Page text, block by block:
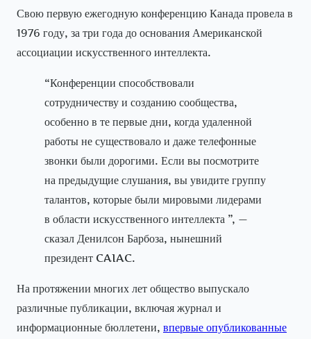
Свою первую ежегодную конференцию Канада провела в
1976 году, за три года до основания Американской
ассоциации искусственного интеллекта.
“Конференции способствовали
сотрудничеству и созданию сообщества,
особенно в те первые дни, когда удаленной
работы не существовало и даже телефонные
звонки были дорогими. Если вы посмотрите
на предыдущие слушания, вы увидите группу
талантов, которые были мировыми лидерами
в области искусственного интеллекта ”, —
сказал Денилсон Барбоза, нынешний
президент CAIAC.
На протяжении многих лет общество выпускало
различные публикации, включая журнал и
информационные бюллетени, впервые опубликованные